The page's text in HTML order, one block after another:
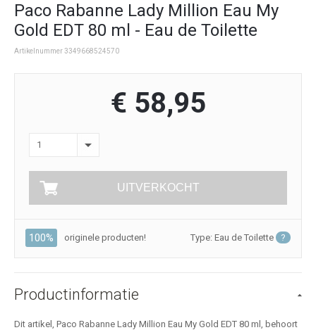
Paco Rabanne Lady Million Eau My
Gold EDT 80 ml - Eau de Toilette
Artikelnummer 3349668524570
€ 58,95
1
UITVERKOCHT
100% originele producten! Type: Eau de Toilette ?
Productinformatie
Dit artikel, Paco Rabanne Lady Million Eau My Gold EDT 80 ml, behoort